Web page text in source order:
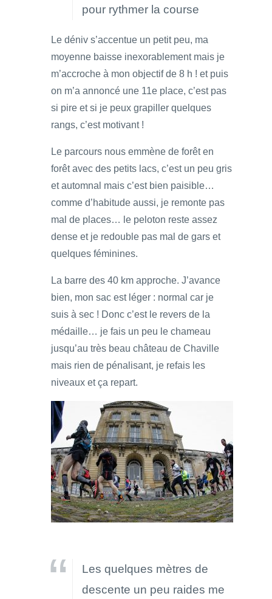
pour rythmer la course
Le déniv s’accentue un petit peu, ma
moyenne baisse inexorablement mais je
m’accroche à mon objectif de 8 h ! et puis
on m’a annoncé une 11e place, c’est pas
si pire et si je peux grapiller quelques
rangs, c’est motivant !
Le parcours nous emmène de forêt en
forêt avec des petits lacs, c’est un peu gris
et automnal mais c’est bien paisible…
comme d’habitude aussi, je remonte pas
mal de places… le peloton reste assez
dense et je redouble pas mal de gars et
quelques féminines.
La barre des 40 km approche. J’avance
bien, mon sac est léger : normal car je
suis à sec ! Donc c’est le revers de la
médaille… je fais un peu le chameau
jusqu’au très beau château de Chaville
mais rien de pénalisant, je refais les
niveaux et ça repart.
Les quelques mètres de
descente un peu raides me